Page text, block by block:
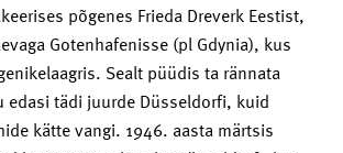
põgenes Frieda Dreverk Eestist,
Gotenhafenisse (pl Gdynia), kus
Sealt püüdis ta rännata
edasi tädi juurde Düsseldorfi, kuid
kätte vangi. 1946. aasta märtsis